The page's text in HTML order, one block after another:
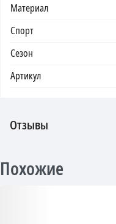
Материал
Спорт
Сезон
Артикул
Отзывы
Похожие